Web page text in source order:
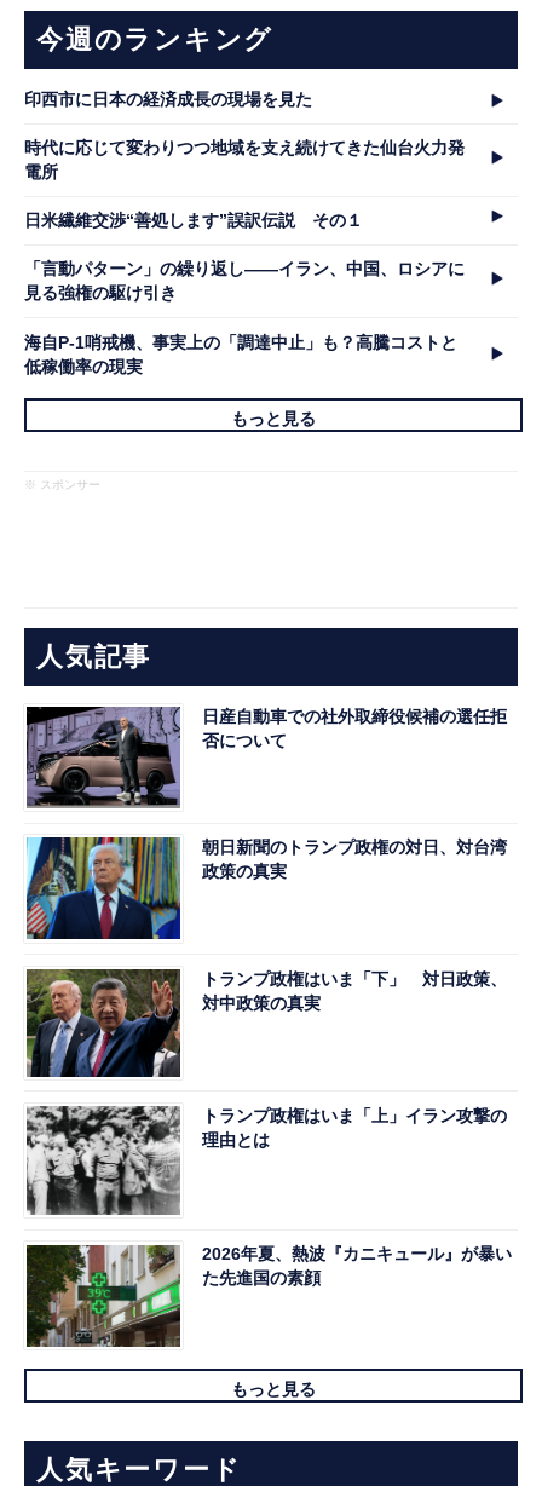
今週のランキング
印西市に日本の経済成長の現場を見た
時代に応じて変わりつつ地域を支え続けてきた仙台火力発
電所
日米繊維交渉“善処します”誤訳伝説 その１
「言動パターン」の繰り返し――イラン、中国、ロシアに
見る強権の駆け引き
海自P-1哨戒機、事実上の「調達中止」も？高騰コストと
低稼働率の現実
もっと見る
※ スポンサー
人気記事
日産自動車での社外取締役候補の選任拒
否について
朝日新聞のトランプ政権の対日、対台湾
政策の真実
トランプ政権はいま「下」 対日政策、
対中政策の真実
トランプ政権はいま「上」イラン攻撃の
理由とは
2026年夏、熱波『カニキュール』が暴い
た先進国の素顔
もっと見る
人気キーワード